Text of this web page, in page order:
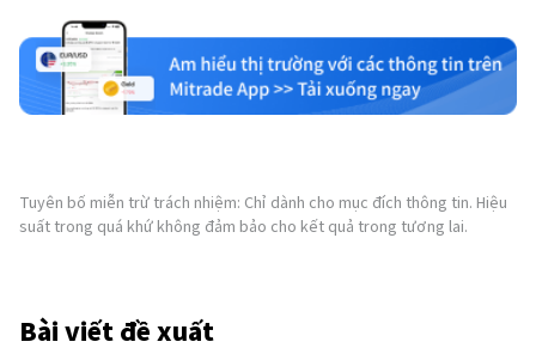
Tuyên bố miễn trừ trách nhiệm: Chỉ dành cho mục đích thông tin. Hiệu
suất trong quá khứ không đảm bảo cho kết quả trong tương lai.
Bài viết đề xuất